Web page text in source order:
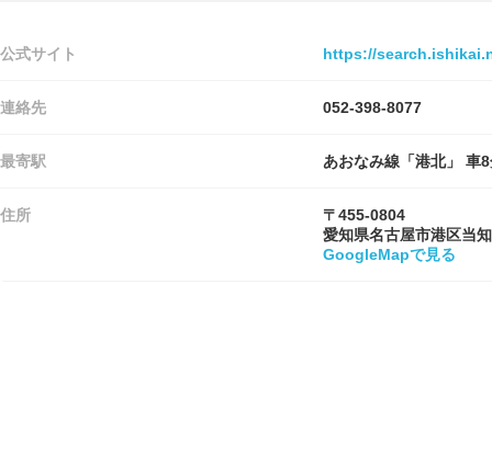
公式サイト https://
連絡先 052-398-8077
最寄駅 あおなみ線「港北」 車
住所
〒455-0804
愛知県名古屋市港区当
GoogleMapで見る